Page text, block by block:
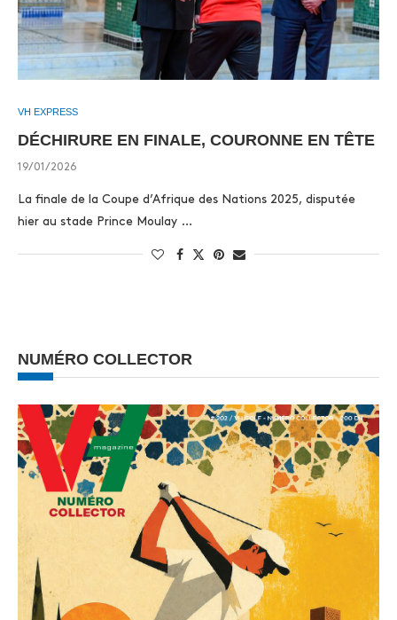
VH EXPRESS
DÉCHIRURE EN FINALE, COURONNE EN TÊTE
19/01/2026
La finale de la Coupe d’Afrique des Nations 2025, disputée
hier au stade Prince Moulay …
NUMÉRO COLLECTOR